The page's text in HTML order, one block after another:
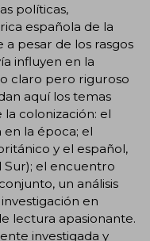
políticas,
española de la
pesar de los rasgos
influyen en la
claro pero riguroso
aquí los temas
colonización: el
la época; el
y el español,
el encuentro
un análisis
en
lectura apasionante.
investigada y